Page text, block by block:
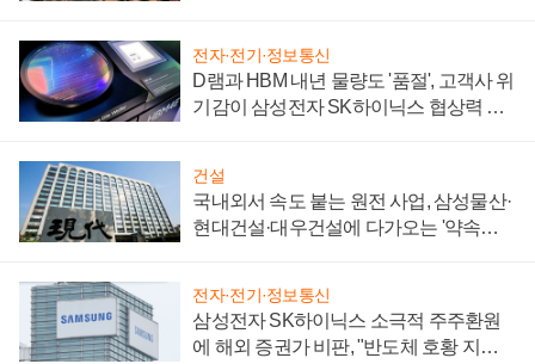
전자·전기·정보통신
D램과 HBM 내년 물량도 '품절', 고객사 위
기감이 삼성전자 SK하이닉스 협상력 더
건설
국내외서 속도 붙는 원전 사업, 삼성물산·
현대건설·대우건설에 다가오는 '약속의
전자·전기·정보통신
삼성전자 SK하이닉스 소극적 주주환원
에 해외 증권가 비판, "반도체 호황 지속